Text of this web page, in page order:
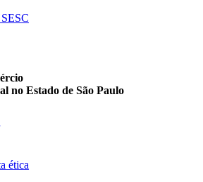
no Estado de São Paulo
ética